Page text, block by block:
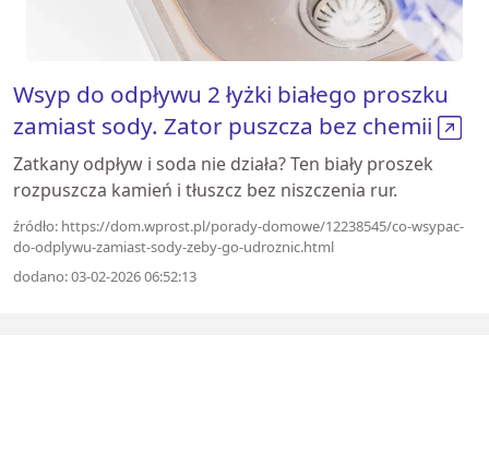
Wsyp do odpływu 2 łyżki białego proszku
zamiast sody. Zator puszcza bez chemii
Zatkany odpływ i soda nie działa? Ten biały proszek
rozpuszcza kamień i tłuszcz bez niszczenia rur.
źródło: https://dom.wprost.pl/porady-domowe/12238545/co-wsypac-
do-odplywu-zamiast-sody-zeby-go-udroznic.html
dodano: 03-02-2026 06:52:13